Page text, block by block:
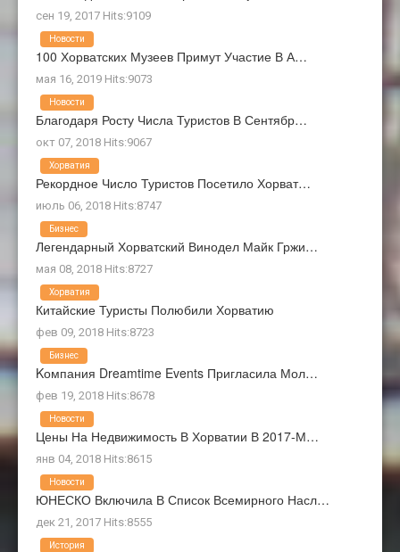
сен 19, 2017 Hits:9109
100 Хорватских Музеев Примут Участие В А…
мая 16, 2019 Hits:9073
Новости
Благодаря Росту Числа Туристов В Сентябр…
окт 07, 2018 Hits:9067
Новости
Рекордное Число Туристов Посетило Хорват…
июль 06, 2018 Hits:8747
Хорватия
Легендарный Хорватский Винодел Майк Гржи…
мая 08, 2018 Hits:8727
Бизнес
Китайские Туристы Полюбили Хорватию
фев 09, 2018 Hits:8723
Хорватия
Kомпания Dreamtime Events Пригласила Мол…
фев 19, 2018 Hits:8678
Бизнес
Цены На Недвижимость В Хорватии В 2017-М…
янв 04, 2018 Hits:8615
Новости
ЮНЕСКО Включила В Список Всемирного Насл…
дек 21, 2017 Hits:8555
Новости
История